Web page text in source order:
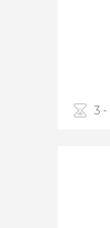
3 -